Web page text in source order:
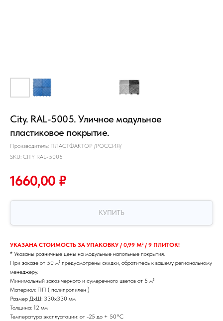
City. RAL-5005. Уличное модульное
пластиковое покрытие.
Производитель: ПЛАСТФАКТОР /РОССИЯ/
SKU: CITY RAL-5005
1660,00 ₽
КУПИТЬ
УКАЗАНА СТОИМОСТЬ ЗА УПАКОВКУ / 0,99 М² / 9 ПЛИТОК!
* Указаны розничные цены на модульные напольные покрытия.
При заказе от 50 м² предусмотрены скидки, обратитесь к вашему региональному
менеджеру.
Минимальный заказ черного и сумеречного цветов от 5 м²
Материал: ПП ( полипропилен )
Размер ДхШ: 330х330 мм
Толщина: 12 мм
Температура эксплуатации: от -25 до + 50°С